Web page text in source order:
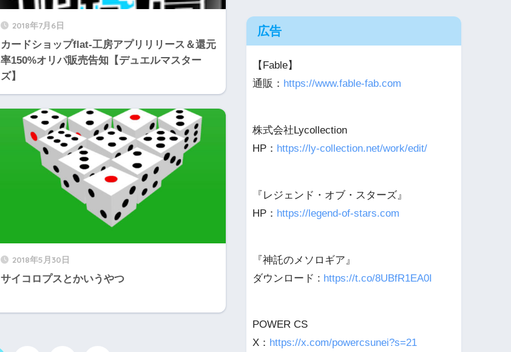
2018年7月6日
カードショップflat-工房アプリリリース＆還元
率150%オリパ販売告知【デュエルマスター
ズ】
2018年5月30日
サイコロプスとかいうやつ
広告
【Fable】
通販： https://www.fable-fab.com
株式会社Lycollection
HP： https://ly-collection.net/work/edit/
『レジェンド・オブ・スターズ』
HP： https://legend-of-stars.com
『神託のメソロギア』
ダウンロード : https://t.co/8UBfR1EA0I
POWER CS
X： https://x.com/powercsunei?s=21